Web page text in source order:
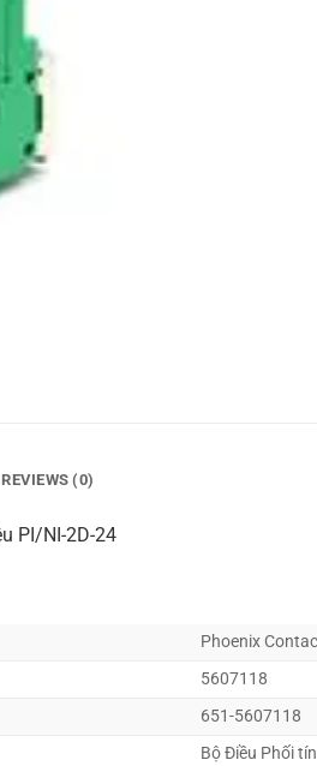
REVIEWS (0)
PI/NI-2D-24
Phoenix
5607118
651-5607118
Bộ Điều Phối